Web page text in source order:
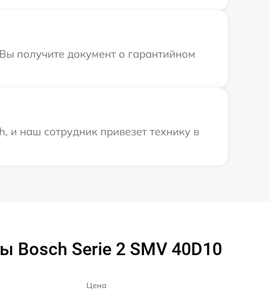
получите документ о гарантийном
и наш сотрудник привезет технику в
Serie 2 SMV 40D10
Цена